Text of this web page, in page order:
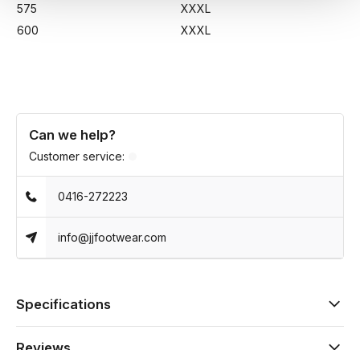
575
XXXL
600
XXXL
Can we help?
Customer service:
0416-272223
info@jjfootwear.com
Specifications